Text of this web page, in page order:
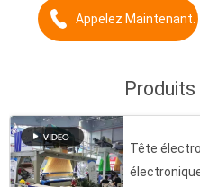
monde. Nos produits
tête de jacquard,
Appelez Maintenant.
Tête